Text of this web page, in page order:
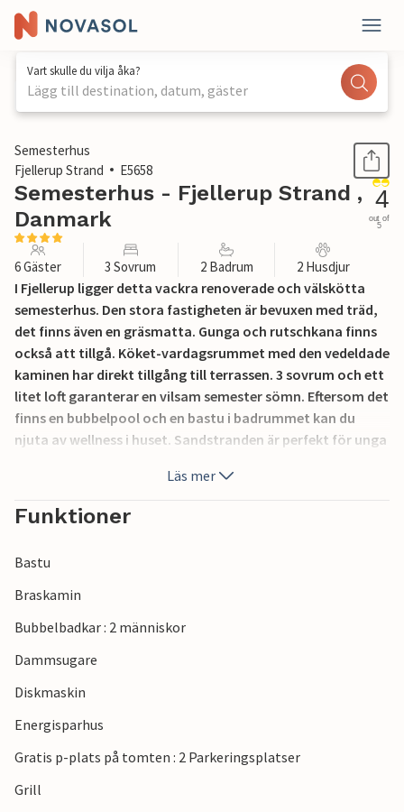
Vart skulle du vilja åka?
Lägg till destination, datum, gäster
1 / 28
Semesterhus
Fjellerup Strand
E5658
Semesterhus - Fjellerup Strand ,
Danmark
4
out of
5
6 Gäster 3 Sovrum 2 Badrum 2 Husdjur
I Fjellerup ligger detta vackra renoverade och välskötta
semesterhus. Den stora fastigheten är bevuxen med träd,
det finns även en gräsmatta. Gunga och rutschkana finns
också att tillgå. Köket-vardagsrummet med den vedeldade
kaminen har direkt tillgång till terrassen. 3 sovrum och ett
litet loft garanterar en vilsam semester sömn. Eftersom det
finns en bubbelpool och en bastu i badrummet kan du
njuta av wellness i huset. Sandstranden är perfekt för unga
året väntar långa promenader eller mysiga timmar
framför kaminen med en varm kopp kakao. Det finns också
mycket att se i närheten. Besök djurparker, Djurs
Grenaa.
Läs mer
Funktioner
Bastu
Braskamin
Bubbelbadkar : 2 människor
Dammsugare
Diskmaskin
Energisparhus
Gratis p-plats på tomten : 2 Parkeringsplatser
Grill